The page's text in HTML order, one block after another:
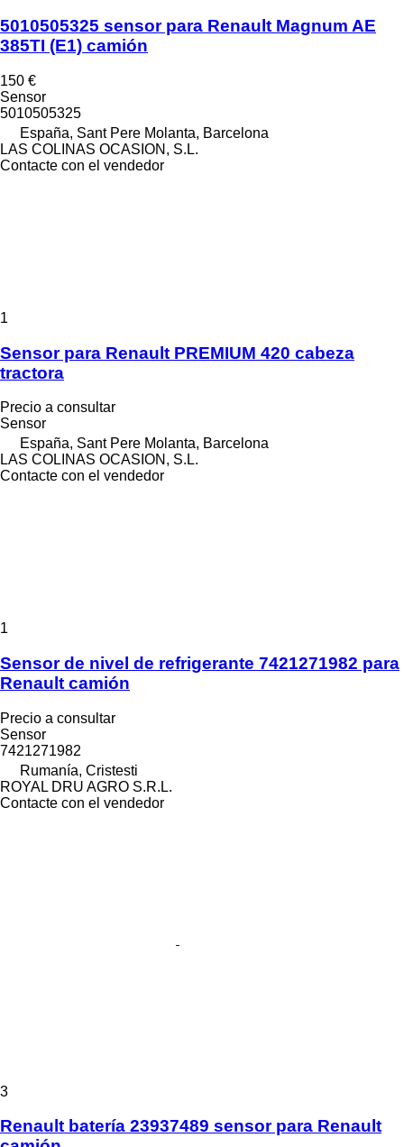
5010505325 sensor para Renault Magnum AE
385TI (E1) camión
150 €
Sensor
5010505325
España, Sant Pere Molanta, Barcelona
LAS COLINAS OCASION, S.L.
Contacte con el vendedor
1
Sensor para Renault PREMIUM 420 cabeza
tractora
Precio a consultar
Sensor
España, Sant Pere Molanta, Barcelona
LAS COLINAS OCASION, S.L.
Contacte con el vendedor
1
Sensor de nivel de refrigerante 7421271982 para
Renault camión
Precio a consultar
Sensor
7421271982
Rumanía, Cristesti
ROYAL DRU AGRO S.R.L.
Contacte con el vendedor
3
Renault batería 23937489 sensor para Renault